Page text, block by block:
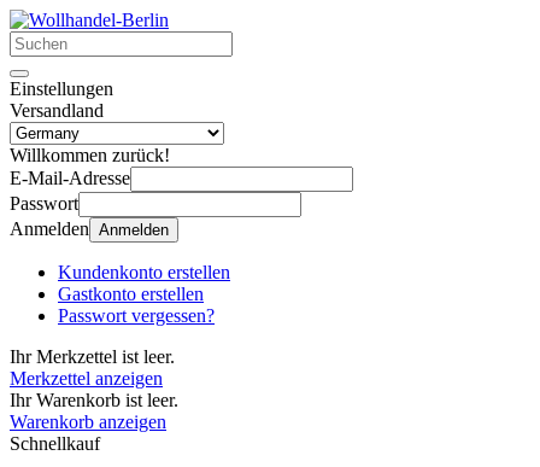
Einstellungen
Versandland
Willkommen zurück!
E-Mail-Adresse
Passwort
Anmelden Anmelden
Kundenkonto erstellen
Gastkonto erstellen
Passwort vergessen?
Ihr Merkzettel ist leer.
Merkzettel anzeigen
Ihr Warenkorb ist leer.
Warenkorb anzeigen
Schnellkauf